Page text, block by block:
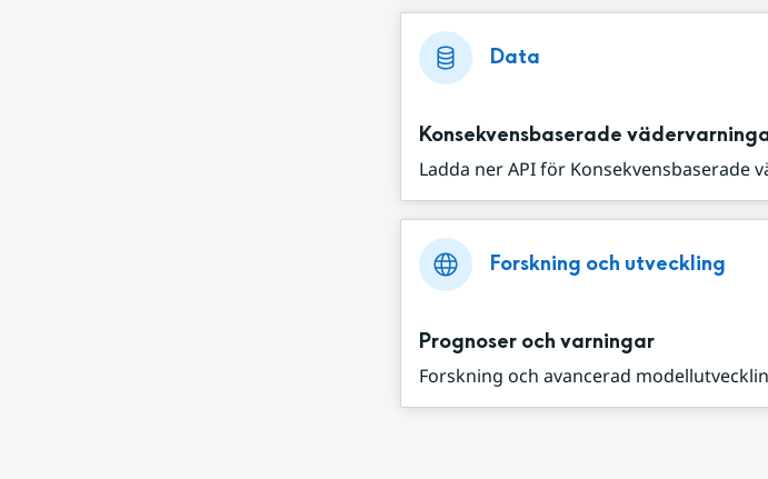
Data
Konsekvensbaserade
Ladda ner API för Konsekvensbaserade
Forskning och utveckling
Prognoser och varningar
Forskning och avancerad